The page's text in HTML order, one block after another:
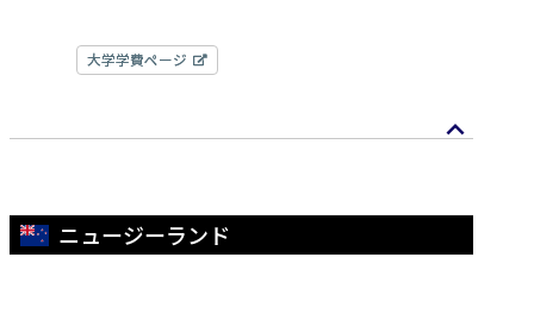
大学学費ページ
ニュージーランド